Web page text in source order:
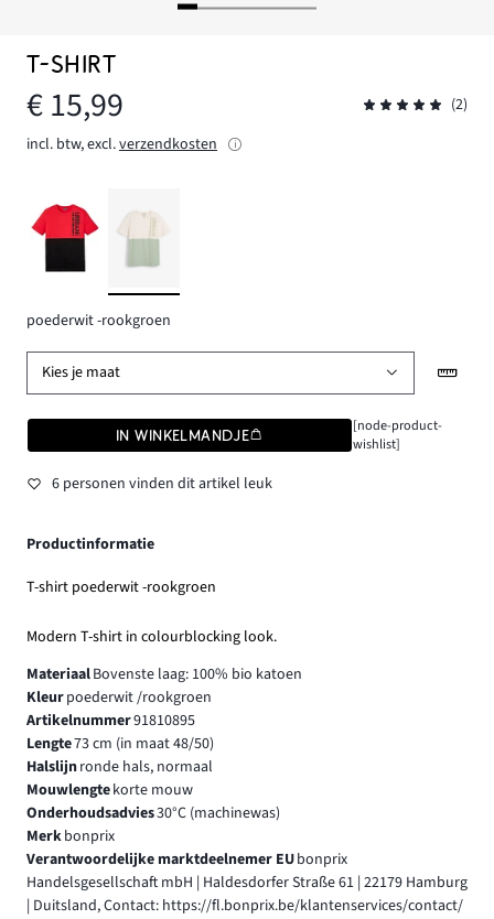
T-SHIRT
€ 15,99
(2)
incl. btw, excl.verzendkosten
poederwit -rookgroen
Kies je maat
IN WINKELMANDJE
[node-product-
wishlist]
6 personen vinden dit artikel leuk
Productinformatie
T-shirt poederwit -rookgroen
Modern T-shirt in colourblocking look.
MateriaalBovenste laag: 100% bio katoen
Kleurpoederwit /rookgroen
Artikelnummer91810895
Lengte73 cm (in maat 48/50)
Halslijnronde hals, normaal
Mouwlengtekorte mouw
Onderhoudsadvies30°C (machinewas)
Merkbonprix
Verantwoordelijke marktdeelnemer EUbonprix
Handelsgesellschaft mbH | Haldesdorfer Straße 61 | 22179 Hamburg
| Duitsland, Contact: https://fl.bonprix.be/klantenservices/contact/